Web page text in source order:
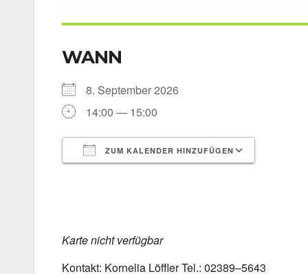
WANN
8. Sep­tem­ber 2026
14:00 — 15:00
ZUM KALENDER HINZUFÜGEN
Kar­te nicht ver­füg­bar
Kon­takt: Kor­ne­lia Löff­ler Tel.: 02389–5643